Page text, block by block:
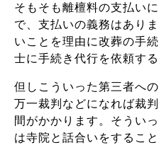
そもそも離檀料の支払い
で、支払いの義務はあり
いことを理由に改葬の手
士に手続き代行を依頼す
但しこういった第三者へ
万一裁判などになれば裁
間がかかります。そうい
は寺院と話合いをすること